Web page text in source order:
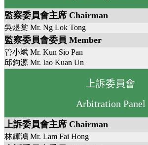
監察委員會主席 Chairman
吳煜棠 Mr. Ng Lok Tong
監察委員會委員 Member
管小斌 Mr. Kun Sio Pan
邱鈞源 Mr. Iao Kuan Un
上訴委員會
Arbitration Panel
上訴委員會主席 Chairman
林輝鴻 Mr. Lam Fai Hong